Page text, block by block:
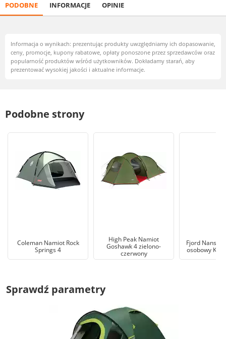
PODOBNE INFORMACJE OPINIE
Informacja o wynikach: prezentując produkty uwzględniamy ich dopasowanie,
ceny, promocje, kupony rabatowe, opłaty ponoszone przez sprzedawców oraz
popularność produktów wśród użytkowników. Dokładamy starań, aby
prezentować wysokiej jakości i aktualne informacje.
Podobne strony
Coleman Namiot Rock
Springs 4
High Peak Namiot
Goshawk 4 zielono-
czerwony
Fjord Nansen
osobowy
Sprawdź parametry